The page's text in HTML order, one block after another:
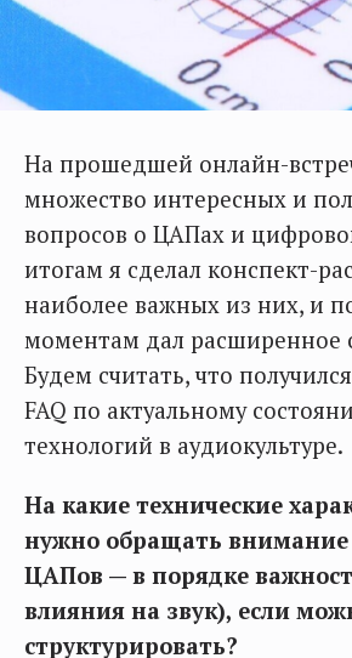
На прошедшей онлайн-
множество интересных и
вопросов о ЦАПах и
итогам я сделал конспект-
наиболее важных из них, и
моментам дал расширенное
Будем считать, что
FAQ по актуальному
технологий в аудиокультуре.
На какие технические
нужно обращать
ЦАПов — в порядке
влияния на звук), если
структурировать?